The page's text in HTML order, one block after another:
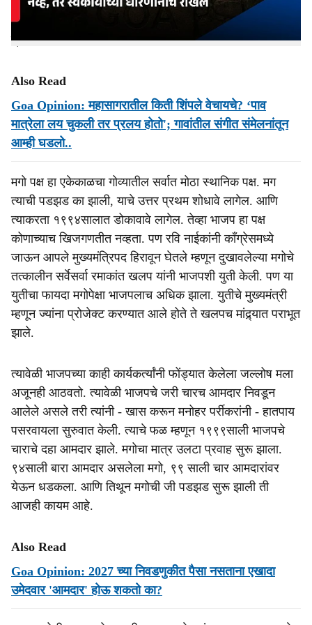
आप म्हणा वा आरजी म्हणा मगोला रोखू शकतात की काय, हाच मोठा
प्रश्न आहे.
Also Read
Goa Opinion: महासागरातील किती शिंपले वेचायचे? ‘पाव
मात्रेला लय चुकली तर प्रलय होतो'; गावांतील संगीत संमेलनांतून
आम्ही घडलो..
मगो पक्ष हा एकेकाळचा गोव्यातील सर्वात मोठा स्थानिक पक्ष. मग
त्याची पडझड का झाली, याचे उत्तर प्रथम शोधावे लागेल. आणि
त्याकरता १९९४सालात डोकावावे लागेल. तेव्हा भाजप हा पक्ष
कोणाच्याच खिजगणतीत नव्हता. पण रवि नाईकांनी कॉंग्रेसमध्ये
जाऊन आपले मुख्यमंत्रिपद हिरावून घेतले म्हणून दुखावलेल्या मगोचे
तत्कालीन सर्वेसर्वा रमाकांत खलप यांनी भाजपशी युती केली. पण या
युतीचा फायदा मगोपेक्षा भाजपलाच अधिक झाला. युतीचे मुख्यमंत्री
म्हणून ज्यांना प्रोजेक्ट करण्यात आले होते ते खलपच मांद्र्यात पराभूत
झाले.
त्यावेळी भाजपच्या काही कार्यकर्त्यांनी फोंड्यात केलेला जल्लोष मला
अजूनही आठवतो. त्यावेळी भाजपचे जरी चारच आमदार निवडून
आलेले असले तरी त्यांनी - खास करून मनोहर पर्रीकरांनी - हातपाय
पसरवायला सुरुवात केली. त्याचे फळ म्हणून १९९९साली भाजपचे
चाराचे दहा आमदार झाले. मगोचा मात्र उलटा प्रवाह सुरू झाला.
९४साली बारा आमदार असलेला मगो, ९९ साली चार आमदारांवर
येऊन धडकला. आणि तिथून मगोची जी पडझड सुरू झाली ती
आजही कायम आहे.
Also Read
Goa Opinion: 2027 च्या निवडणुकीत पैसा नसताना एखादा
उमेदवार 'आमदार' होऊ शकतो का?